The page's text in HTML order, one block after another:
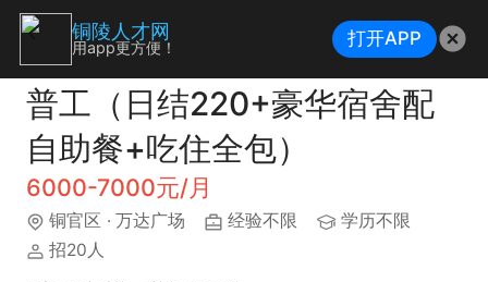
普工（日结220+豪华宿舍配
自助餐+吃住全包）
6000-7000元/月
铜官区 · 万达广场 经验不限
学历不限
招20人
铜陵人才网
用app更方便！ 打开APP